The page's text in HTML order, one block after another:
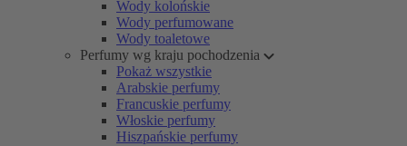
Wody kolońskie
Wody perfumowane
Wody toaletowe
Perfumy wg kraju pochodzenia
Pokaż wszystkie
Arabskie perfumy
Francuskie perfumy
Włoskie perfumy
Hiszpańskie perfumy